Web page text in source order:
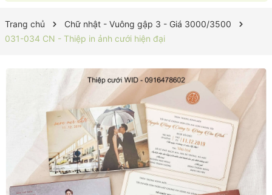
Trang chủ
Chữ nhật - Vuông gập 3 - Giá 3000/3500
031-034 CN - Thiệp in ảnh cưới hiện đại